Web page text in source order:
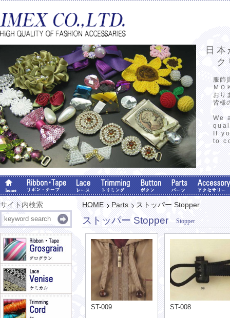
日
ク
服飾
ＭＯ
おり
皆様
We
If
to
サイト内検索 HOME Parts ストッパー Stopper
ストッパー Stopper Stopper
ST-009 ST-008